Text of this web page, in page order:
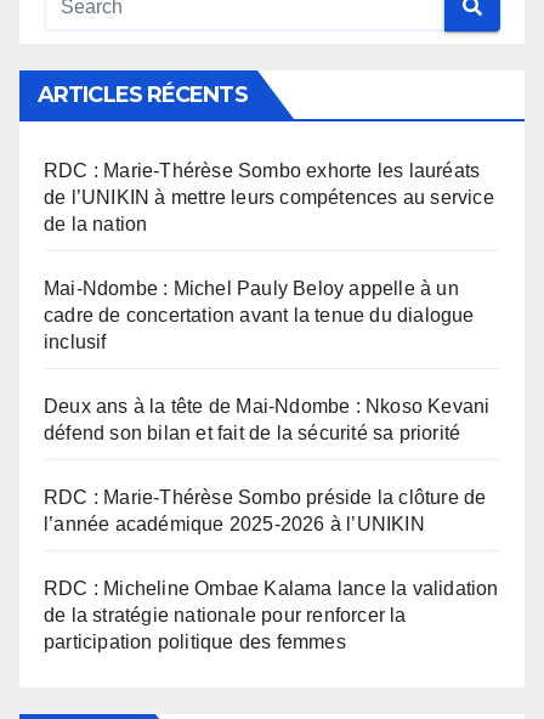
ARTICLES RÉCENTS
RDC : Marie-Thérèse Sombo exhorte les lauréats
de l’UNIKIN à mettre leurs compétences au service
de la nation
Mai-Ndombe : Michel Pauly Beloy appelle à un
cadre de concertation avant la tenue du dialogue
inclusif
Deux ans à la tête de Mai-Ndombe : Nkoso Kevani
défend son bilan et fait de la sécurité sa priorité
RDC : Marie-Thérèse Sombo préside la clôture de
l’année académique 2025-2026 à l’UNIKIN
RDC : Micheline Ombae Kalama lance la validation
de la stratégie nationale pour renforcer la
participation politique des femmes